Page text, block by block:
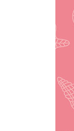
One
GO
MAP